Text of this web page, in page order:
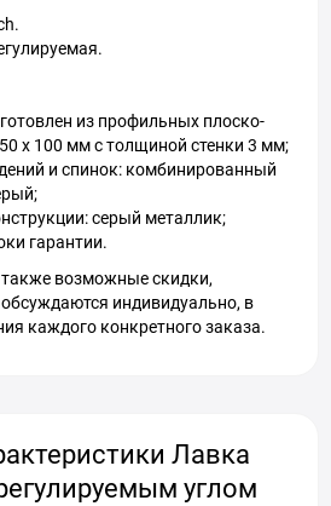
из профильных плоско-
х 100 мм с толщиной стенки 3 мм;
и спинок: комбинированный
серый металлик;
гарантии.
возможные скидки,
индивидуально, в
каждого конкретного заказа.
Лавка
углом